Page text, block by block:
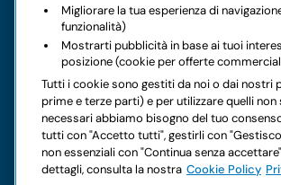
Contatti
Note legali
Hai dei dubbi sul tuo prossimo
Migliorare la tua esperienza di
funzionalità)
Mostrarti pubblicità in base ai tuoi
posizione (cookie per offerte
Tutti i cookie sono gestiti da noi o dai nostri
prime e terze parti) e per utilizzare quelli
necessari abbiamo bisogno del tuo
tutti con "Accetto tutti", gestirli con
non essenziali con "Continua senza
dettagli, consulta la nostra Cookie Policy